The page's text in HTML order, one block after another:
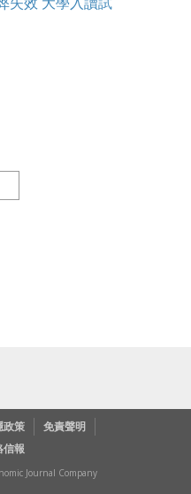
政策
免責聲明
信報
Journal Company